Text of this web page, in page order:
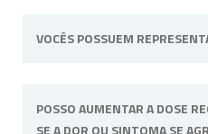
VOCÊS POSSUEM
unidade física fica
POSSO AUMENTAR A DOSE
SE A DOR OU SINTOMA SE